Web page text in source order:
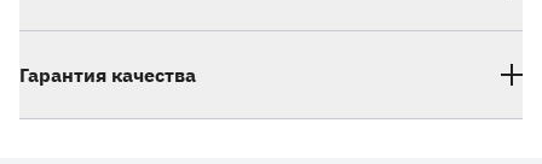
Гарантия качества